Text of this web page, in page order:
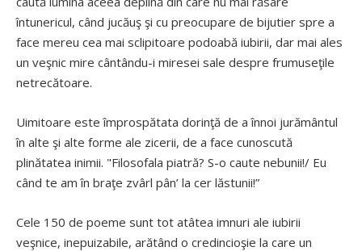
întunericul, când jucăuş şi cu preocupare de bijutier spre a
face mereu cea mai sclipitoare podoabă iubirii, dar mai ales
un veşnic mire cântându-i miresei sale despre frumuseţile
netrecătoare.
Uimitoare este împrospătata dorinţă de a înnoi jurământul
în alte şi alte forme ale zicerii, de a face cunoscută
plinătatea inimii. "Filosofala piatră? S-o caute nebunii!/ Eu
când te am în braţe zvârl pân’ la cer lăstunii!”
Cele 150 de poeme sunt tot atâtea imnuri ale iubirii
veşnice, inepuizabile, arătând o credincioşie la care un